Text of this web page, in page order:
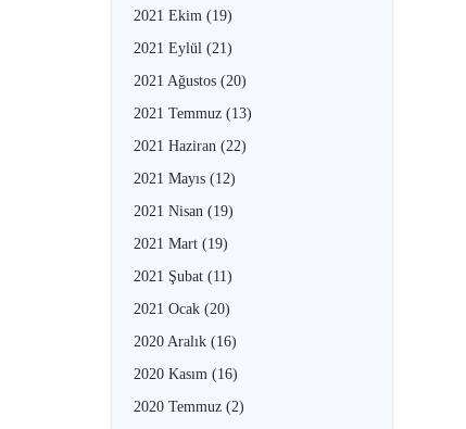
2021 Ekim (19)
2021 Eylül (21)
2021 Ağustos (20)
2021 Temmuz (13)
2021 Haziran (22)
2021 Mayıs (12)
2021 Nisan (19)
2021 Mart (19)
2021 Şubat (11)
2021 Ocak (20)
2020 Aralık (16)
2020 Kasım (16)
2020 Temmuz (2)